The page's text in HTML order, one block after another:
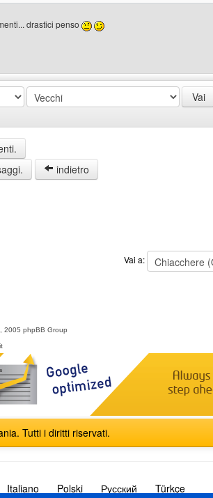
drastici penso
indietro
Vai a:
2005 phpBB Group
Tutti i diritti riservati.
Italiano Polski Русский Türkçe